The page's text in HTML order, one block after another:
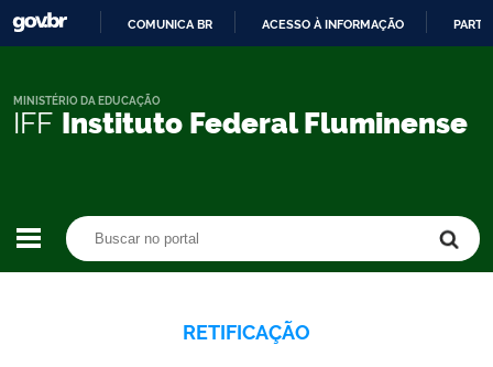
CONTEÚDO
COMUNICA BR ACESSO À INFORMAÇÃO
IFF Instituto Federal Fluminense
MINISTÉRIO DA EDUCAÇÃO
RETIFICAÇÃO